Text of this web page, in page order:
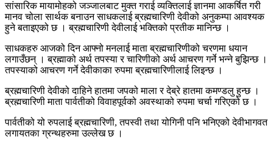
सांसारिक मायामोहको जञ्जालबाट मुक्त गराई व्यक्तिलाई ज्ञानमा आकर्षित गरी
मानव चोला सार्थक बनाउन साधकलाई ब्रह्मचारिणी देवीको अनुकम्पा आवश्यक
हुने बताइएको छ । ब्रह्मचारिणी देवीलाई भक्तिको प्रतीक मानिन्छ ।
साधकहरु आजको दिन आफ्नो मनलाई माता ब्रह्मचारिणीको चरणमा धयान
लगाउँछन् । ब्रह्माको अर्थ तपस्या र चारिणीको अर्थ आचरण गर्ने भन्ने बुझिन्छ ।
तपस्याको आचरण गर्ने देवीकाका रुपमा ब्रह्मचारिणीलाई लिइन्छ ।
ब्रह्मचारिणी देवीको दाहिने हातमा जपको माला र देब्रे हातमा कमण्डलु हुन्छ ।
ब्रह्मचारिणी माता पार्वतीको विवाहपूर्वको अवस्थाको रुपमा चर्चा गरिएको छ ।
पार्वतीको यो रुपलाई ब्रह्मचारिणी, तपस्वी तथा योगिनी पनि भनिएको देवीभागवत
लगायतका ग्रन्थहरुमा उल्लेख छ ।